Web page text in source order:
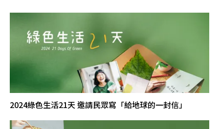
2024綠色生活21天 邀請民眾寫「給地球的一封信」